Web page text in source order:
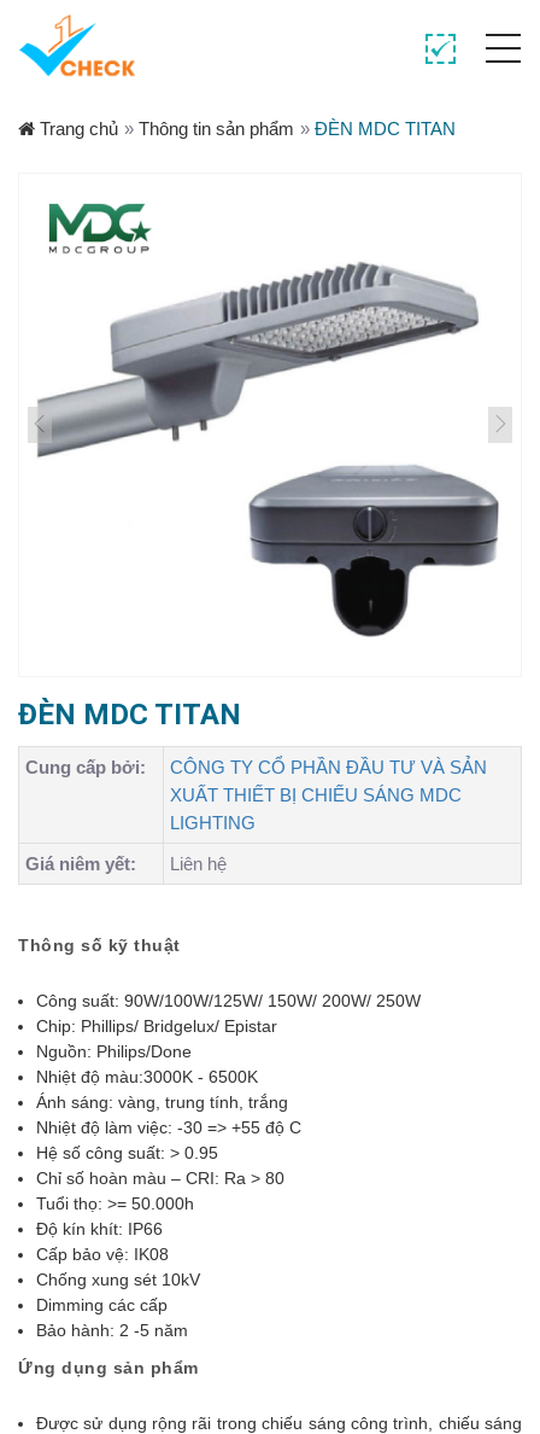
Trang chủ » Thông tin sản phẩm » ĐÈN MDC TITAN
ĐÈN MDC TITAN
Cung cấp bởi:
CÔNG TY CỔ PHẦN ĐẦU TƯ VÀ SẢN
XUẤT THIẾT BỊ CHIẾU SÁNG MDC
LIGHTING
Giá niêm yết:
Liên hệ
Thông số kỹ thuật
Công suất: 90W/100W/125W/ 150W/ 200W/ 250W
Chip: Phillips/ Bridgelux/ Epistar
Nguồn: Philips/Done
Nhiệt độ màu:3000K - 6500K
Ánh sáng: vàng, trung tính, trắng
Nhiệt độ làm việc: -30 => +55 độ C
Hệ số công suất: > 0.95
Chỉ số hoàn màu – CRI: Ra > 80
Tuổi thọ: >= 50.000h
Độ kín khít: IP66
Cấp bảo vệ: IK08
Chống xung sét 10kV
Dimming các cấp
Bảo hành: 2 -5 năm
Ứng dụng sản phẩm
Được sử dụng rộng rãi trong chiếu sáng công trình, chiếu sáng